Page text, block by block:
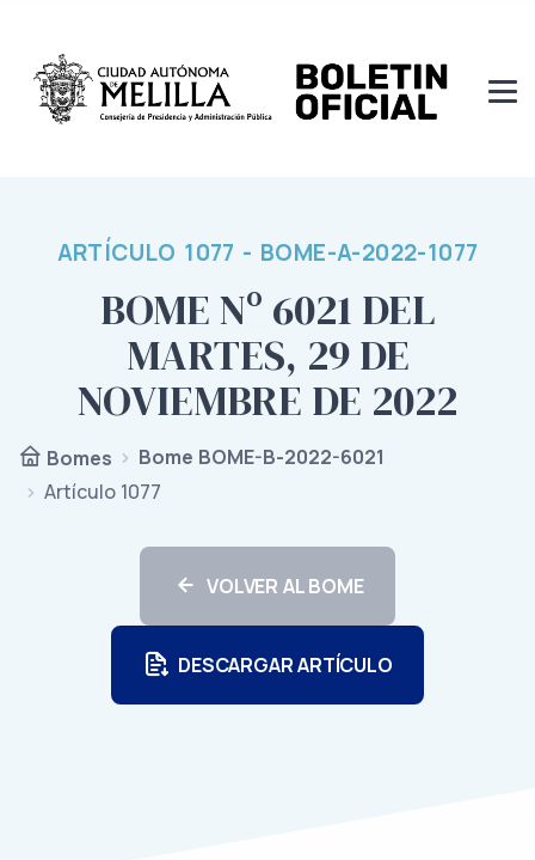
ARTÍCULO 1077 - BOME-A-2022-1077
BOME Nº 6021 DEL
MARTES, 29 DE
NOVIEMBRE DE 2022
Bomes
Bome BOME-B-2022-6021
Artículo 1077
VOLVER AL BOME
DESCARGAR ARTÍCULO